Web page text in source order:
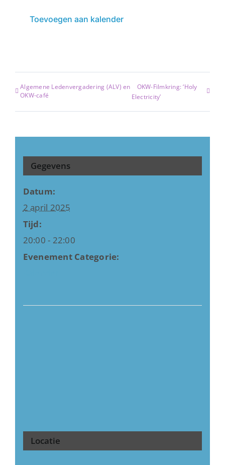
Toevoegen aan kalender
Algemene Ledenvergadering (ALV) en
OKW-café
OKW-Filmkring: ‘Holy
Electricity’
Gegevens
Datum:
2 april 2025
Tijd:
20:00 - 22:00
Evenement Categorie:
Locatie